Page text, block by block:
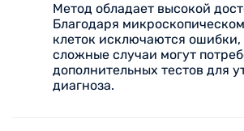
Метод обладает высокой
Благодаря
клеток исключаются ошибки,
сложные случаи могут
дополнительных тестов для
диагноза.